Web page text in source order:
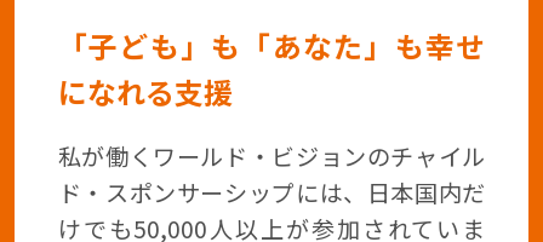
「子ども」も「あなた」も幸せ
になれる支援
私が働くワールド・ビジョンのチャイル
ド・スポンサーシップには、日本国内だ
けでも50,000人以上が参加されていま